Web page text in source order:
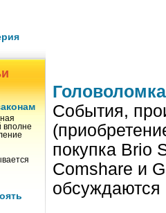
вполне
События,
покупка Brio
Comshare и